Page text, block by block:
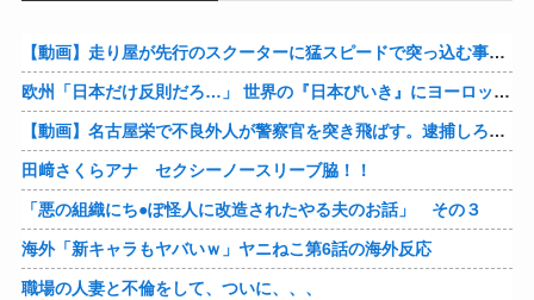
【動画】走り屋が先行のスクーターに猛スピードで突っ込む事故。
欧州「日本だけ反則だろ…」 世界の『日本びいき』にヨーロッパ全土から不満の声
【動画】名古屋栄で不良外人が警察官を突き飛ばす。逮捕しろやｗｗｗ
田﨑さくらアナ セクシーノースリーブ脇！！
「悪の組織にち●ぽ怪人に改造されたやる夫のお話」 その３
海外「新キャラもヤバいｗ」ヤニねこ第6話の海外反応
職場の人妻と不倫をして、ついに、、、